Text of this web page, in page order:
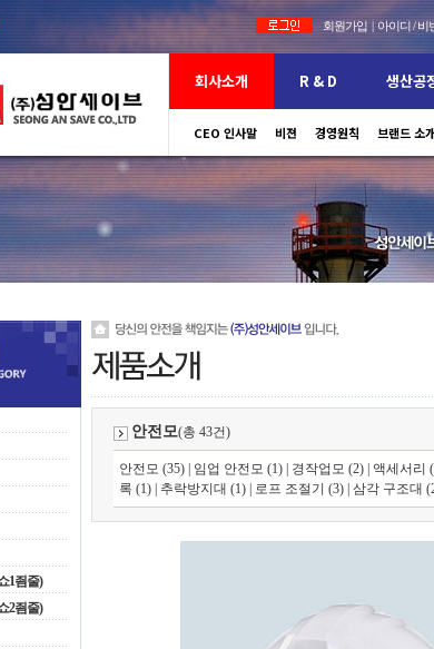
회원가입 | 아이디 / 비
회사소개
CEO 인사말 비젼 경영원칙 브랜드 소
R & D
보유설비 현황 특허 및 인
생산공
안전모(주)
1죔줄)
2죔줄)
안전모(총 43건)
안전모 (35)| 임업 안전모 (1)| 경작업모 (2)| 액세서리
록 (1)| 추락방지대 (1)| 로프 조절기 (3)| 삼각 구조대